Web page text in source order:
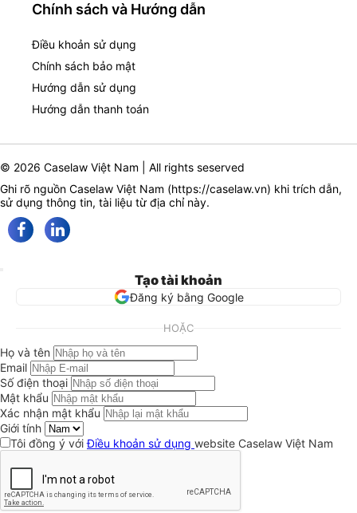
Chính sách và Hướng dẫn
Điều khoản sử dụng
Chính sách bảo mật
Hướng dẫn sử dụng
Hướng dẫn thanh toán
© 2026 Caselaw Việt Nam | All rights seserved
Ghi rõ nguồn Caselaw Việt Nam (https://caselaw.vn) khi trích dẫn,
sử dụng thông tin, tài liệu từ địa chỉ này.
Tạo tài khoản
Đăng ký bằng Google
HOẶC
Họ và tên
Email
Số điện thoại
Mật khẩu
Xác nhận mật khẩu
Giới tính
Tôi đồng ý vớiĐiều khoản sử dụng website Caselaw Việt Nam